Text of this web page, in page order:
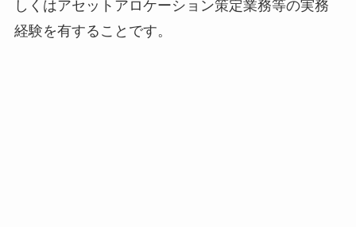
しくはアセットアロケーション策定業務等の実務
経験を有することです。